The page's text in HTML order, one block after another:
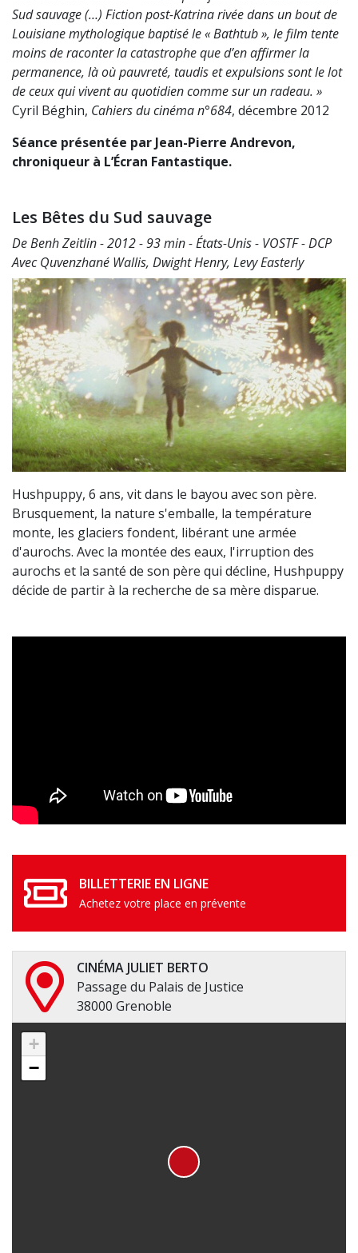
Sud sauvage (…) Fiction post-Katrina rivée dans un bout de
Louisiane mythologique baptisé le « Bathtub », le film tente
moins de raconter la catastrophe que d’en affirmer la
permanence, là où pauvreté, taudis et expulsions sont le lot
de ceux qui vivent au quotidien comme sur un radeau. »
Cyril Béghin, Cahiers du cinéma n°684, décembre 2012
Séance présentée par Jean-Pierre Andrevon,
chroniqueur à L’Écran Fantastique.
Les Bêtes du Sud sauvage
De Benh Zeitlin - 2012 - 93 min - États-Unis - VOSTF - DCP
Avec Quvenzhané Wallis, Dwight Henry, Levy Easterly
Hushpuppy, 6 ans, vit dans le bayou avec son père.
Brusquement, la nature s'emballe, la température
monte, les glaciers fondent, libérant une armée
d'aurochs. Avec la montée des eaux, l'irruption des
aurochs et la santé de son père qui décline, Hushpuppy
décide de partir à la recherche de sa mère disparue.
BILLETTERIE EN LIGNE
Achetez votre place en prévente
CINÉMA JULIET BERTO
Passage du Palais de Justice
38000 Grenoble
+
−